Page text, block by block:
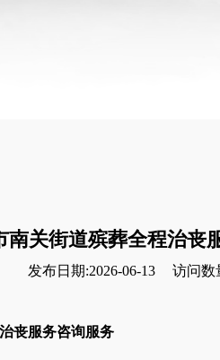
南关街道殡葬全程治丧
发布日期:2026-06-13 访问数
丧服务咨询服务